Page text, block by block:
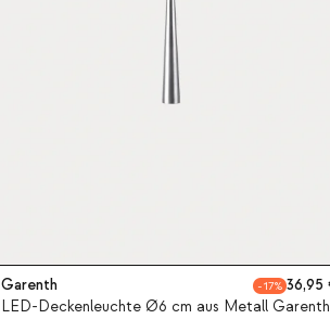
Garenth 17
36,95
LED-Deckenleuchte Ø6 cm aus Metall Garenth